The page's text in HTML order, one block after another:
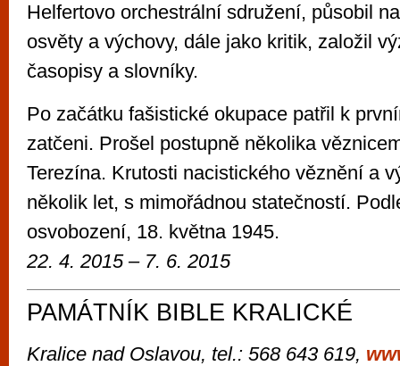
Helfertovo orchestrální sdružení, působil
osvěty a výchovy, dále jako kritik, založil
časopisy a slovníky.
Po začátku fašistické okupace patřil k
zatčeni. Prošel postupně několika
Terezína. Krutosti nacistického věznění a
několik let, s mimořádnou statečností.
osvobození, 18. května 1945.
22. 4. 2015 – 7. 6. 2015
PAMÁTNÍK BIBLE KRALICKÉ
Kralice nad Oslavou, tel.: 568 643 619,